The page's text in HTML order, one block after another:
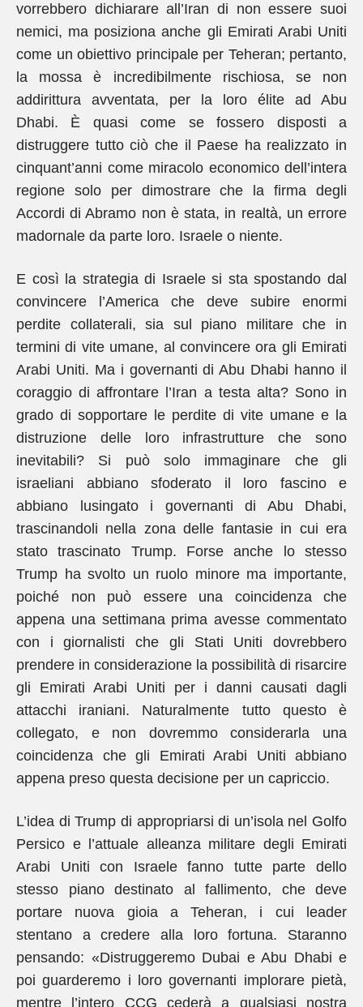
vorrebbero dichiarare all’Iran di non essere suoi
nemici, ma posiziona anche gli Emirati Arabi Uniti
come un obiettivo principale per Teheran; pertanto,
la mossa è incredibilmente rischiosa, se non
addirittura avventata, per la loro élite ad Abu
Dhabi. È quasi come se fossero disposti a
distruggere tutto ciò che il Paese ha realizzato in
cinquant’anni come miracolo economico dell’intera
regione solo per dimostrare che la firma degli
Accordi di Abramo non è stata, in realtà, un errore
madornale da parte loro. Israele o niente.
E così la strategia di Israele si sta spostando dal
convincere l’America che deve subire enormi
perdite collaterali, sia sul piano militare che in
termini di vite umane, al convincere ora gli Emirati
Arabi Uniti. Ma i governanti di Abu Dhabi hanno il
coraggio di affrontare l’Iran a testa alta? Sono in
grado di sopportare le perdite di vite umane e la
distruzione delle loro infrastrutture che sono
inevitabili? Si può solo immaginare che gli
israeliani abbiano sfoderato il loro fascino e
abbiano lusingato i governanti di Abu Dhabi,
trascinandoli nella zona delle fantasie in cui era
stato trascinato Trump. Forse anche lo stesso
Trump ha svolto un ruolo minore ma importante,
poiché non può essere una coincidenza che
appena una settimana prima avesse commentato
con i giornalisti che gli Stati Uniti dovrebbero
prendere in considerazione la possibilità di risarcire
gli Emirati Arabi Uniti per i danni causati dagli
attacchi iraniani. Naturalmente tutto questo è
collegato, e non dovremmo considerarla una
coincidenza che gli Emirati Arabi Uniti abbiano
appena preso questa decisione per un capriccio.
L’idea di Trump di appropriarsi di un’isola nel Golfo
Persico e l’attuale alleanza militare degli Emirati
Arabi Uniti con Israele fanno tutte parte dello
stesso piano destinato al fallimento, che deve
portare nuova gioia a Teheran, i cui leader
stentano a credere alla loro fortuna. Staranno
pensando: «Distruggeremo Dubai e Abu Dhabi e
poi guarderemo i loro governanti implorare pietà,
mentre l’intero CCG cederà a qualsiasi nostra